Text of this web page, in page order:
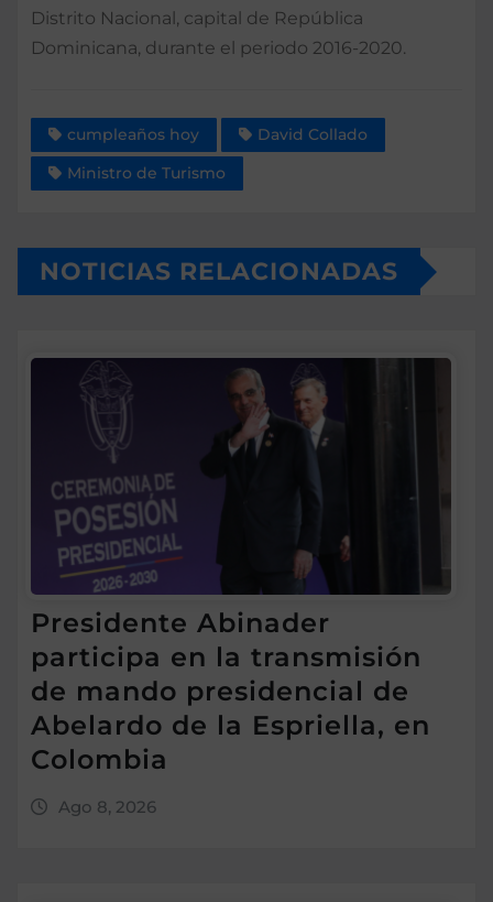
Distrito Nacional, capital de República
Dominicana, durante el periodo 2016-2020.
cumpleaños hoy
David Collado
Ministro de Turismo
NOTICIAS RELACIONADAS
Presidente Abinader
participa en la transmisión
de mando presidencial de
Abelardo de la Espriella, en
Colombia
Ago 8, 2026